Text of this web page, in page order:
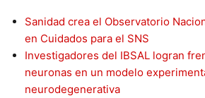
Sanidad crea el Observatorio
en Cuidados para el SNS
Investigadores del IBSAL logran
neuronas en un modelo
neurodegenerativa